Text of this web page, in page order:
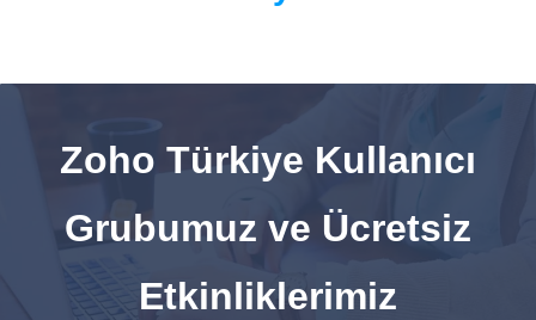
Zoho Türkiye Kullanıcı
Grubumuz ve Ücretsiz
Etkinliklerimiz